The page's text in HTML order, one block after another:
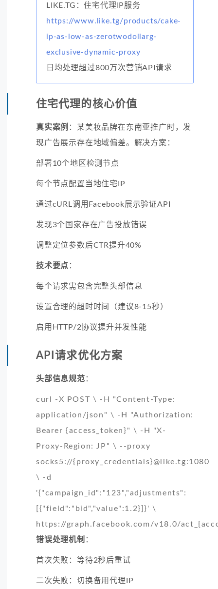
LIKE.TG：住宅代理IP服务
https://www.like.tg/products/cake-
ip-as-low-as-zerotwodollarg-
exclusive-dynamic-proxy
日均处理超过800万次营销API请求
住宅代理的核心价值
真实案例 ：某美妆品牌在东南亚推广时，发
现广告展示存在地域偏差。解决方案：
部署10个地区检测节点
每个节点配置当地住宅IP
通过cURL调用Facebook展示验证API
发现3个国家存在广告投放错误
调整定位参数后CTR提升40%
技术要点 ：
每个请求需包含完整头部信息
设置合理的超时时间（建议8-15秒）
启用HTTP/2协议提升并发性能
API请求优化方案
头部信息规范 ：
curl -X POST \ -H "Content-Type:
application/json" \ -H "Authorization:
Bearer {access_token}" \ -H "X-
Proxy-Region: JP" \ --proxy
socks5://{proxy_credentials}@like.tg:1080
\ -d
'{"campaign_id":"123","adjustments":
[{"field":"bid","value":1.2}]}' \
https://graph.facebook.com/v18.0/
错误处理机制 ：
首次失败：等待2秒后重试
二次失败：切换备用代理IP